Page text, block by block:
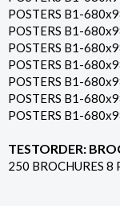
POSTERS B1-
POSTERS B1-
POSTERS B1-
POSTERS B1-
POSTERS B1-
POSTERS B1-
POSTERS B1-
TESTORDER:
250 BROCHURES 8